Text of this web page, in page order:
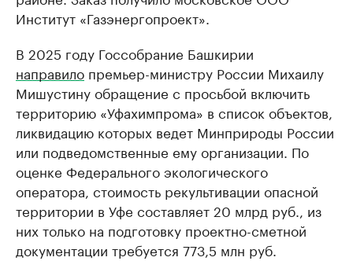
Институт «Газэнергопроект».
В 2025 году Госсобрание Башкирии
направило премьер-министру России Михаилу
Мишустину обращение с просьбой включить
территорию «Уфахимпрома» в список объектов,
ликвидацию которых ведет Минприроды России
или подведомственные ему организации. По
оценке Федерального экологического
оператора, стоимость рекультивации опасной
территории в Уфе составляет 20 млрд руб., из
них только на подготовку проектно-сметной
документации требуется 773,5 млн руб.